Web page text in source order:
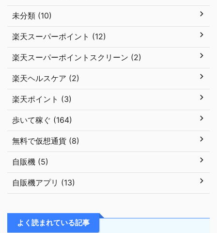
未分類 (10)
楽天スーパーポイント (12)
楽天スーパーポイントスクリーン (2)
楽天ヘルスケア (2)
楽天ポイント (3)
歩いて稼ぐ (164)
無料で仮想通貨 (8)
自販機 (5)
自販機アプリ (13)
よく読まれている記事